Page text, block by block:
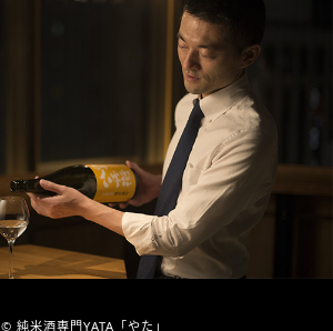
© 純米酒専門YATA「やた」